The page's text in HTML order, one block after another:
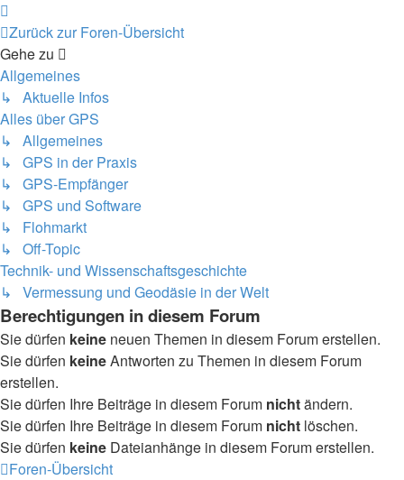
Zurück zur Foren-Übersicht
Gehe zu
Allgemeines
↳ Aktuelle Infos
Alles über GPS
↳ Allgemeines
↳ GPS in der Praxis
↳ GPS-Empfänger
↳ GPS und Software
↳ Flohmarkt
↳ Off-Topic
Technik- und Wissenschaftsgeschichte
↳ Vermessung und Geodäsie in der Welt
Berechtigungen in diesem Forum
Sie dürfen keine neuen Themen in diesem Forum erstellen.
Sie dürfen keineAntworten zu Themen in diesem Forum
erstellen.
Sie dürfen Ihre Beiträge in diesem Forum nichtändern.
Sie dürfen Ihre Beiträge in diesem Forum nicht löschen.
Sie dürfen keine Dateianhänge in diesem Forum erstellen.
Foren-Übersicht